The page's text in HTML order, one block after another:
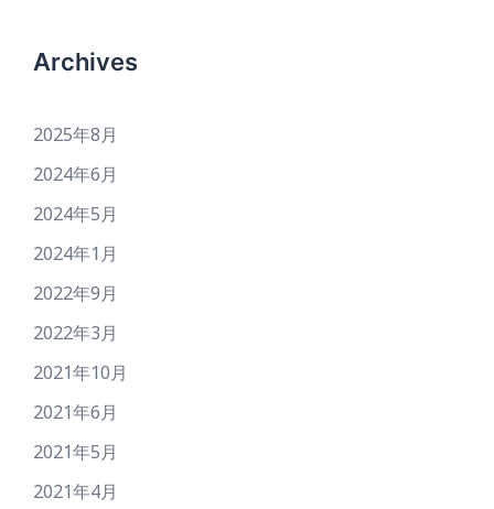
Archives
2025年8月
2024年6月
2024年5月
2024年1月
2022年9月
2022年3月
2021年10月
2021年6月
2021年5月
2021年4月